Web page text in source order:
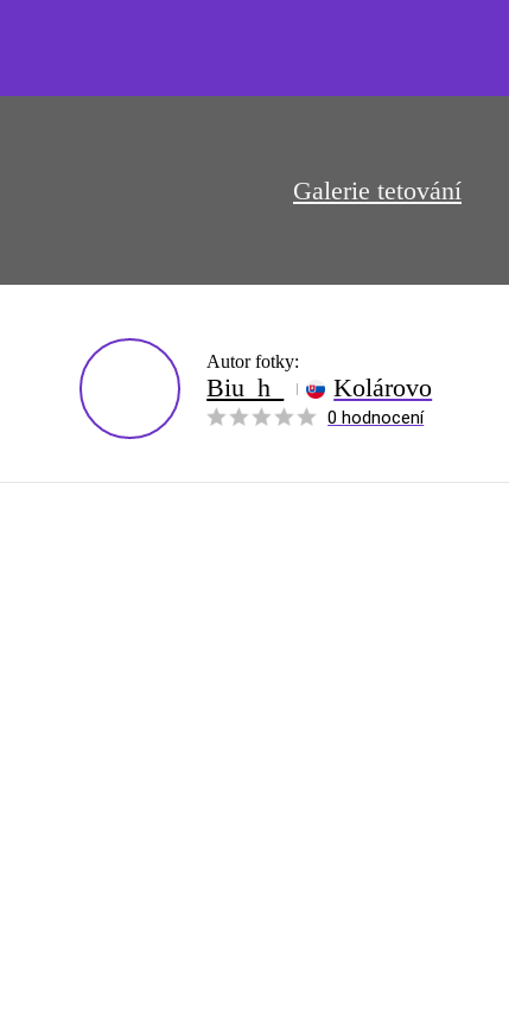
Galerie tetování
Autor fotky:
Biu_h_ Kolárovo
0 hodnocení